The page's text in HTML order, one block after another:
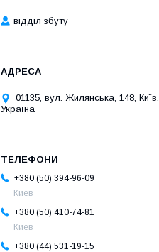
відділ збуту
01135, вул. Жилянська, 148, Київ,
Україна
+380 (50) 394-96-09
Киев
+380 (50) 410-74-81
Киев
+380 (44) 531-19-15